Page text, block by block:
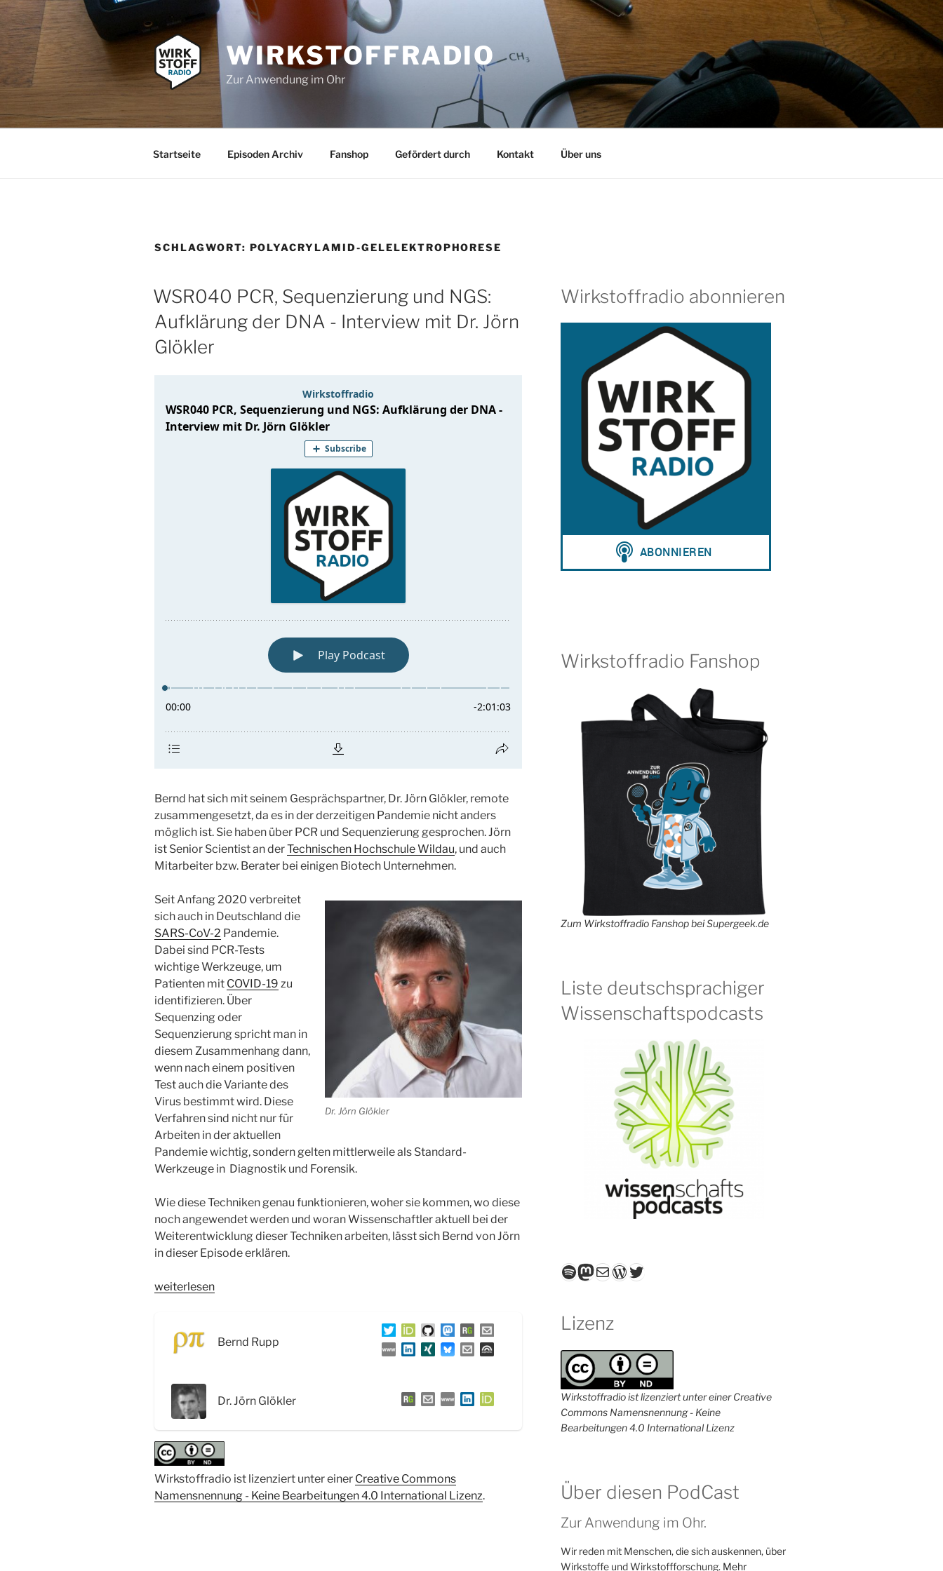
Zum
Inhalt
springen
WIRKSTOFFRADIO
Zur Anwendung im Ohr
Startseite Episoden Archiv Fanshop Gefördert durch Kontakt Über uns
SCHLAGWORT: POLYACRYLAMID-GELELEKTROPHORESE
WSR040 PCR, Sequenzierung und NGS:
Aufklärung der DNA - Interview mit Dr. Jörn
Glökler
Bernd hat sich mit seinem Gesprächspartner, Dr. Jörn Glökler, remote
zusammengesetzt, da es in der derzeitigen Pandemie nicht anders
möglich ist. Sie haben über PCR und Sequenzierung gesprochen. Jörn
ist Senior Scientist an derTechnischen Hochschule Wildau, und auch
Mitarbeiter bzw. Berater bei einigen Biotech Unternehmen.
Dr. Jörn Glökler
Seit Anfang 2020 verbreitet
sich auch in Deutschland die
SARS-CoV-2 Pandemie.
Dabei sind PCR-Tests
wichtige Werkzeuge, um
Patienten mit COVID-19 zu
identifizieren. Über
Sequenzing oder
Sequenzierung spricht man in
diesem Zusammenhang dann,
wenn nach einem positiven
Test auch die Variante des
Virus bestimmt wird. Diese
Verfahren sind nicht nur für
Arbeiten in der aktuellen
Pandemie wichtig, sondern gelten mittlerweile als Standard-
Werkzeuge in Diagnostik und Forensik.
Wie diese Techniken genau funktionieren, woher sie kommen, wo diese
noch angewendet werden und woran Wissenschaftler aktuell bei der
Weiterentwicklung dieser Techniken arbeiten, lässt sich Bernd von Jörn
in dieser Episode erklären.
„WSR040
NGS:
DNA
mit
Dr.
Jörn
Glökler“
weiterlesen
Bernd Rupp
Dr. Jörn Glökler
Wirkstoffradio ist lizenziert unter einer Creative Commons
Namensnennung - Keine Bearbeitungen 4.0 International Lizenz.
Wirkstoffradio abonnieren
Wirkstoffradio Fanshop
Zum Wirkstoffradio Fanshop bei Supergeek.de
Liste deutschsprachiger
Wissenschaftspodcasts
Spotify
Mastodon
E-MailWordPress
Twitter
Lizenz
Wirkstoffradio ist lizenziert unter einer Creative
Commons Namensnennung - Keine
Bearbeitungen 4.0 International Lizenz
Über diesen PodCast
Zur Anwendung im Ohr.
Wir reden mit Menschen, die sich auskennen, über
Wirkstoffe und Wirkstoffforschung. Mehr